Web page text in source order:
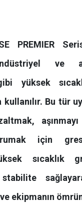
PREMIER
ve
yüksek
Bu tür
için
sıcaklık
stabilite
ekipmanın